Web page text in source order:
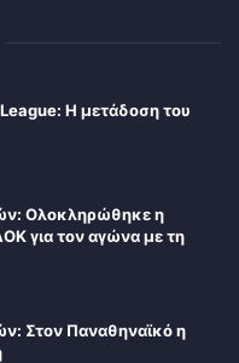
Η μετάδοση του
Ολοκληρώθηκε η
για τον αγώνα με τη
Στον Παναθηναϊκό η